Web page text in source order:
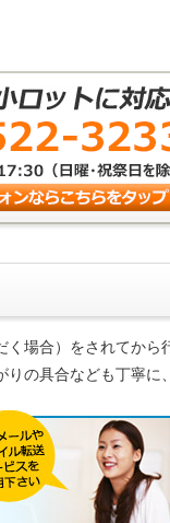
場合）をされてか
の具合なども丁寧に